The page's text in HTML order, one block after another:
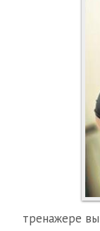
тренажере